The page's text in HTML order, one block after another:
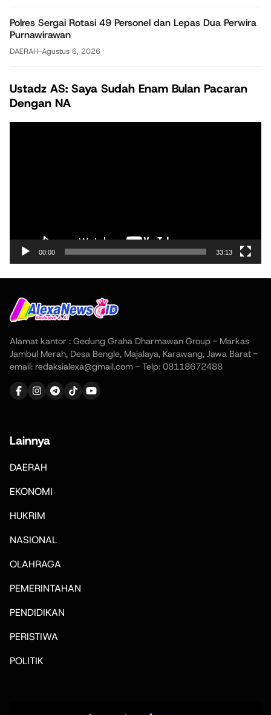
Polres Sergai Rotasi 49 Personel dan Lepas Dua Perwira
Purnawirawan
DAERAH-Agustus 6, 2026
Ustadz AS: Saya Sudah Enam Bulan Pacaran
Dengan NA
00:00 33:13
Alamat kantor : Gedung Graha Dharmawan Group - Markas
Jambul Merah, Desa Bengle, Majalaya, Karawang, Jawa Barat -
email: redaksialexa@gmail.com - Telp: 08118672488
Lainnya
DAERAH
EKONOMI
HUKRIM
NASIONAL
OLAHRAGA
PEMERINTAHAN
PENDIDIKAN
PERISTIWA
POLITIK